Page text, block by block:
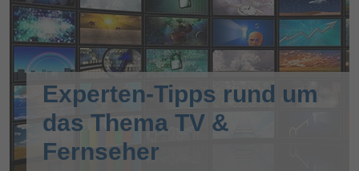
Experten-Tipps rund um
das Thema TV &
Fernseher